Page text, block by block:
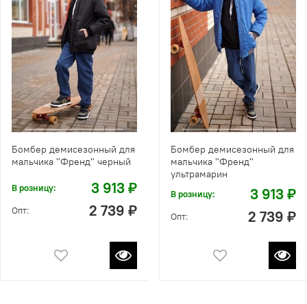
Бомбер демисезонный для
мальчика "Френд" черный
В розницу: 3 913 ₽
Опт: 2 739 ₽
Бомбер демисезонный для
мальчика "Френд"
ультрамарин
В розницу: 3 913 ₽
Опт: 2 739 ₽